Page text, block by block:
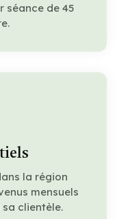
séance de 45
la région
mensuels
sa clientèle.